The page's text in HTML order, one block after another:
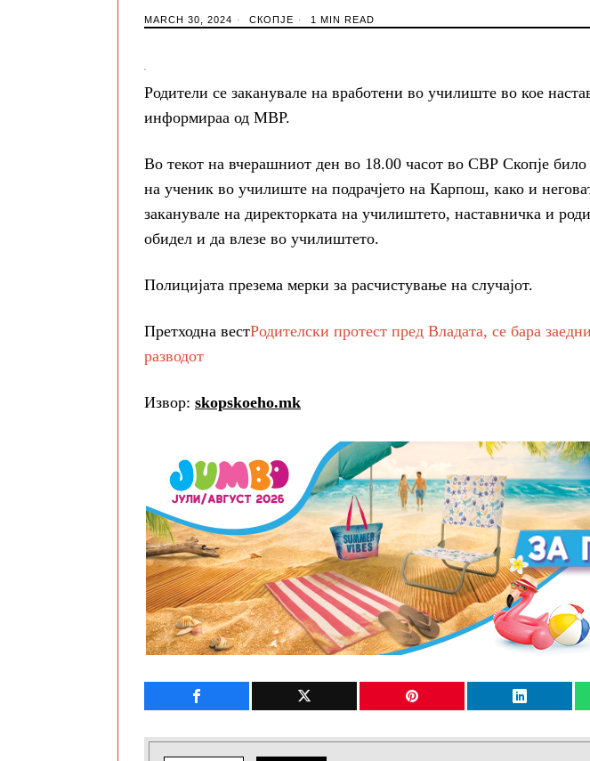
MARCH 30, 2024 СКОПЈЕ 1 MIN READ
Родители се заканувале на вработени во училиште во кое
информираа од МВР.
Во текот на вчерашниот ден во 18.00 часот во СВР Скопје било
на ученик во училиште на подрачјето на Карпош, како и
заканувале на директорката на училиштето, наставничка и
обидел и да влезе во училиштето.
Полицијата презема мерки за расчистување на случајот.
Претходна вестРодителски протест пред Владата, се бара
разводот
Извор: skopskoeho.mk